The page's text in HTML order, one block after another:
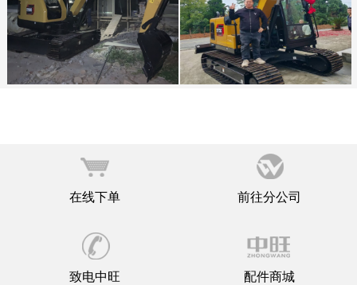
在线下单 前往分公司
致电中旺 配件商城